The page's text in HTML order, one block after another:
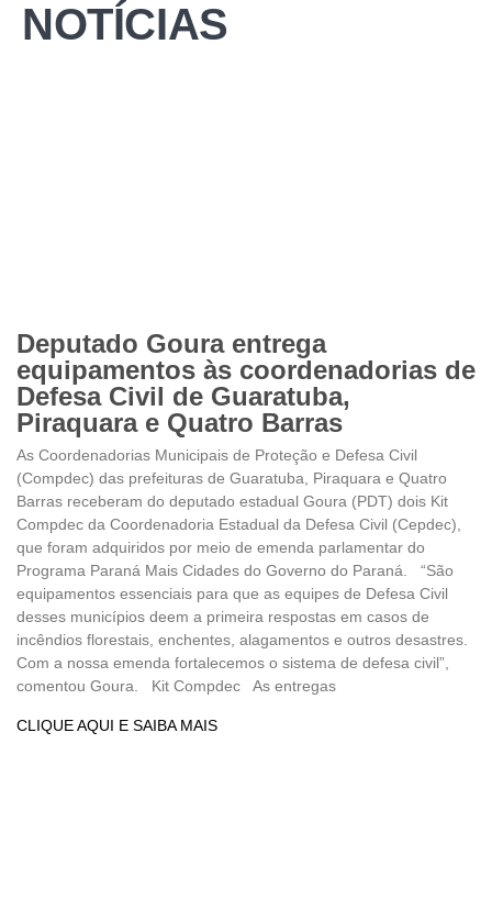
NOTÍCIAS
Deputado Goura entrega
equipamentos às coordenadorias de
Defesa Civil de Guaratuba,
Piraquara e Quatro Barras
As Coordenadorias Municipais de Proteção e Defesa Civil
(Compdec) das prefeituras de Guaratuba, Piraquara e Quatro
Barras receberam do deputado estadual Goura (PDT) dois Kit
Compdec da Coordenadoria Estadual da Defesa Civil (Cepdec),
que foram adquiridos por meio de emenda parlamentar do
Programa Paraná Mais Cidades do Governo do Paraná. “São
equipamentos essenciais para que as equipes de Defesa Civil
desses municípios deem a primeira respostas em casos de
incêndios florestais, enchentes, alagamentos e outros desastres.
Com a nossa emenda fortalecemos o sistema de defesa civil”,
comentou Goura. Kit Compdec As entregas
CLIQUE AQUI E SAIBA MAIS